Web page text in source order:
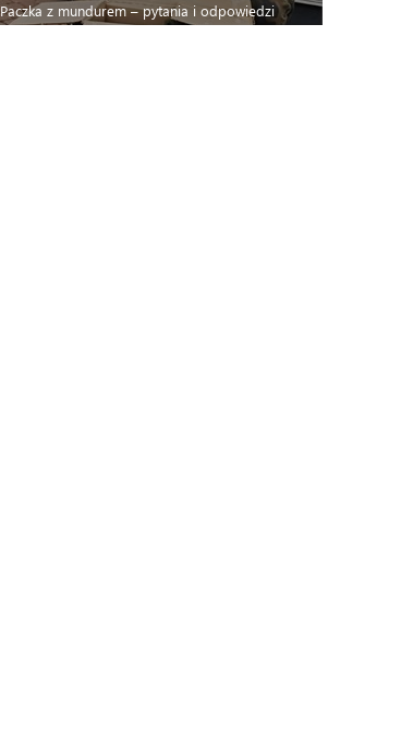
Paczka z mundurem – pytania i odpowiedzi